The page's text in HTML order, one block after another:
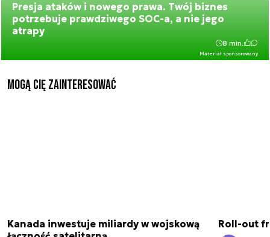
Presja ataków i nowego prawa. Twój biznes
potrzebuje prawdziwego SOC-a, a nie jego
atrapy
Materiał sponsorowany
8 min.
Mogą Cię zainteresować
Kanada inwestuje miliardy w wojskową
Roll-out